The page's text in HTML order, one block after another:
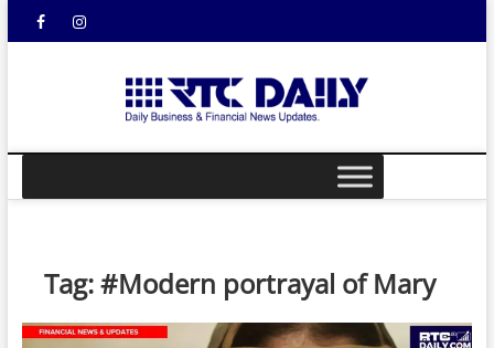
FacebookInstagram
DAILY
Tag:#Modern portrayal of Mary